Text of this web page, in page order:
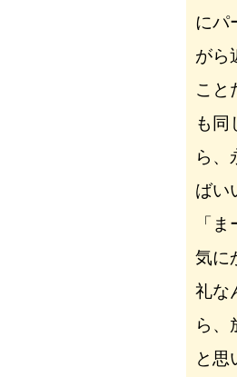
にパ
がら
こと
も同
ら、
ばい
「
気に
礼な
ら、
と思